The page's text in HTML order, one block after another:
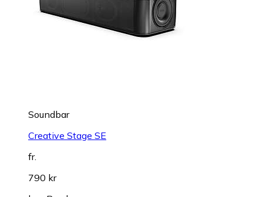
Soundbar
Creative Stage SE
fr.
790 kr